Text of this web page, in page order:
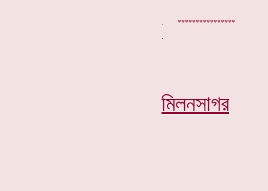
. ****************
মিলনসাগর